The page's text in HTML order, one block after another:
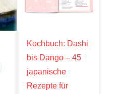
Kochbuch: Dashi
bis Dango – 45
japanische
Rezepte für